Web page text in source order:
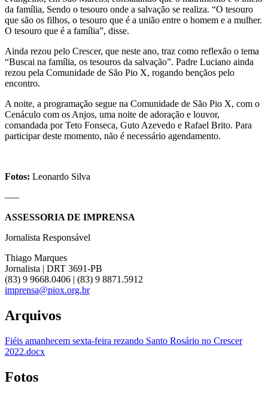
da família, Sendo o tesouro onde a salvação se realiza. “O tesouro
que são os filhos, o tesouro que é a união entre o homem e a mulher.
O tesouro que é a família”, disse.
Ainda rezou pelo Crescer, que neste ano, traz como reflexão o tema
“Buscai na família, os tesouros da salvação”. Padre Luciano ainda
rezou pela Comunidade de São Pio X, rogando bençãos pelo
encontro.
A noite, a programação segue na Comunidade de São Pio X, com o
Cenáculo com os Anjos, uma noite de adoração e louvor,
comandada por Teto Fonseca, Guto Azevedo e Rafael Brito. Para
participar deste momento, não é necessário agendamento.
Fotos: Leonardo Silva
—–
ASSESSORIA DE IMPRENSA
Jornalista Responsável
Thiago Marques
Jornalista | DRT 3691-PB
(83) 9 9668.0406 | (83) 9 8871.5912
imprensa@piox.org.br
Arquivos
Fiéis amanhecem sexta-feira rezando Santo Rosário no Crescer
2022.docx
Fotos